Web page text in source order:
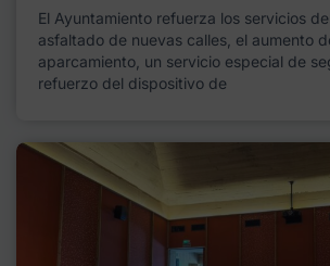
El Ayuntamiento refuerza los servicios
asfaltado de nuevas calles, el aumento
aparcamiento, un servicio especial de
refuerzo del dispositivo de